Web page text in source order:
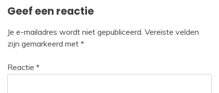
Geef een reactie
Je e-mailadres wordt niet gepubliceerd. Vereiste velden
zijn gemarkeerd met *
Reactie *